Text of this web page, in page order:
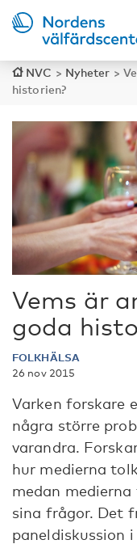
NVC > Nyheter >
historien?
Vems är
goda
FOLKHÄLSA
26 nov 2015
Varken forskare
några större
varandra.
hur medierna
medan
sina frågor. Det
paneldiskussion